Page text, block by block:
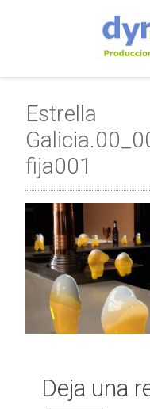
Estrella
fija001
Deja una